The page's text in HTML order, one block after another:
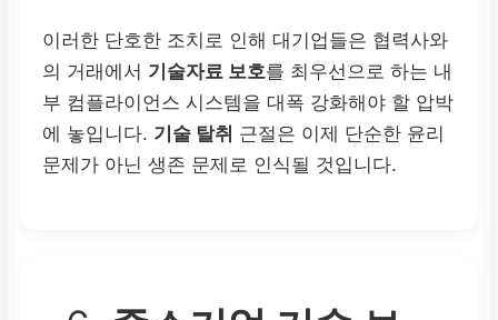
기술 탈취‘제로 톨러런
스(Zero Tolerance)’ 원
칙 확립.
이러한 단호한 조치로 인해 대기업들은 협력사와
의 거래에서 기술자료 보호를 최우선으로 하는 내
부 컴플라이언스 시스템을 대폭 강화해야 할 압박
에 놓입니다. 기술 탈취 근절은 이제 단순한 윤리
문제가 아닌 생존 문제로 인식될 것입니다.